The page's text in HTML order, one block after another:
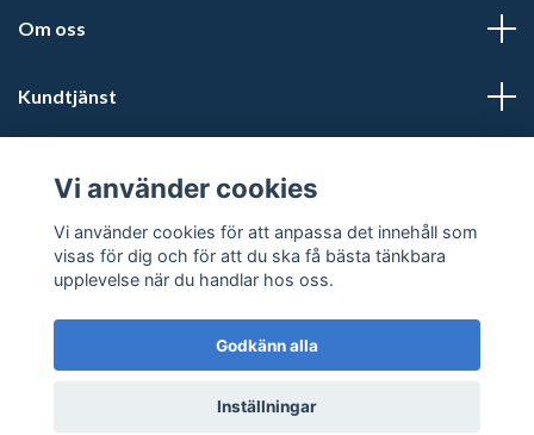
Om oss
Kundtjänst
Sociala medier
© 2026 Kalmars TravshopPowered by Quickbutik
Vi använder cookies
Vi använder cookies för att anpassa det innehåll som
visas för dig och för att du ska få bästa tänkbara
upplevelse när du handlar hos oss.
Godkänn alla
Inställningar